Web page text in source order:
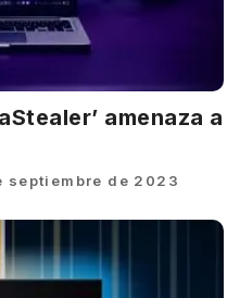
amenaza a
septiembre de 2023